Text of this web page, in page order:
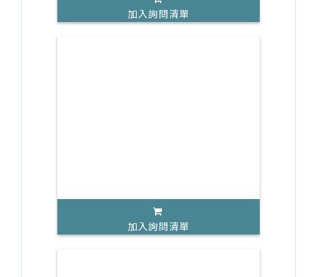
加入詢問清單
加入詢問清單